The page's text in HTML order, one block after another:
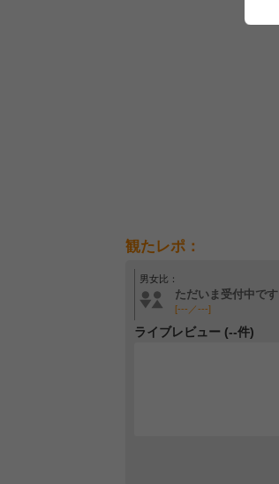
観たレポ：
男女比：
ただいま受付中です
[---／---]
ライブレビュー (--件)